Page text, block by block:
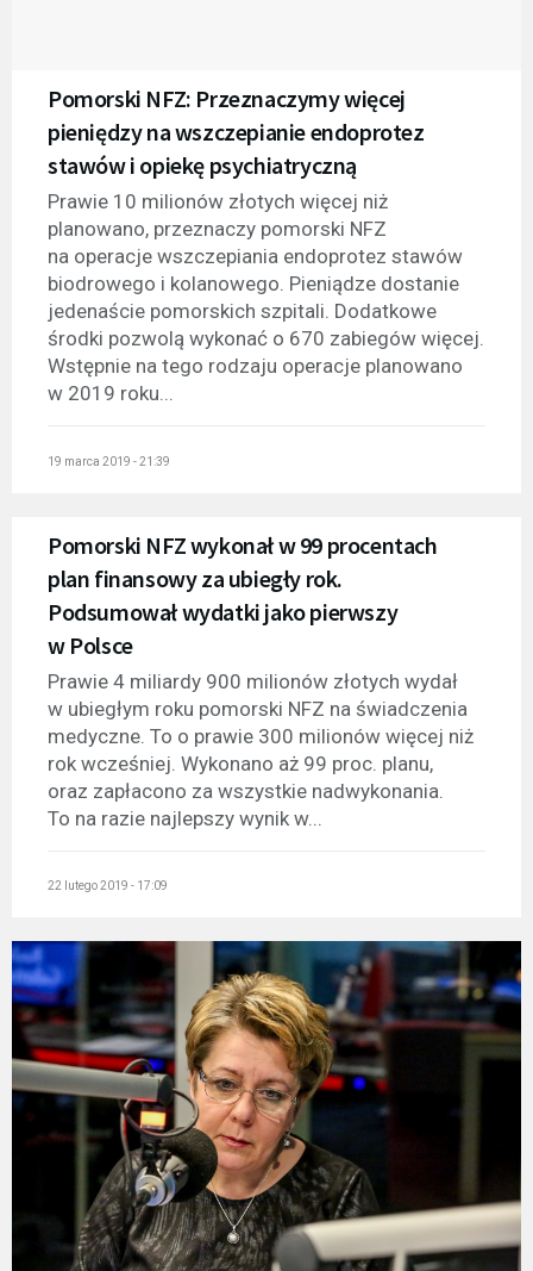
Pomorski NFZ: Przeznaczymy więcej
pieniędzy na wszczepianie endoprotez
stawów i opiekę psychiatryczną
Prawie 10 milionów złotych więcej niż
planowano, przeznaczy pomorski NFZ
na operacje wszczepiania endoprotez stawów
biodrowego i kolanowego. Pieniądze dostanie
jedenaście pomorskich szpitali. Dodatkowe
środki pozwolą wykonać o 670 zabiegów więcej.
Wstępnie na tego rodzaju operacje planowano
w 2019 roku...
19 marca 2019 - 21:39
Pomorski NFZ wykonał w 99 procentach
plan finansowy za ubiegły rok.
Podsumował wydatki jako pierwszy
w Polsce
Prawie 4 miliardy 900 milionów złotych wydał
w ubiegłym roku pomorski NFZ na świadczenia
medyczne. To o prawie 300 milionów więcej niż
rok wcześniej. Wykonano aż 99 proc. planu,
oraz zapłacono za wszystkie nadwykonania.
To na razie najlepszy wynik w...
22 lutego 2019 - 17:09